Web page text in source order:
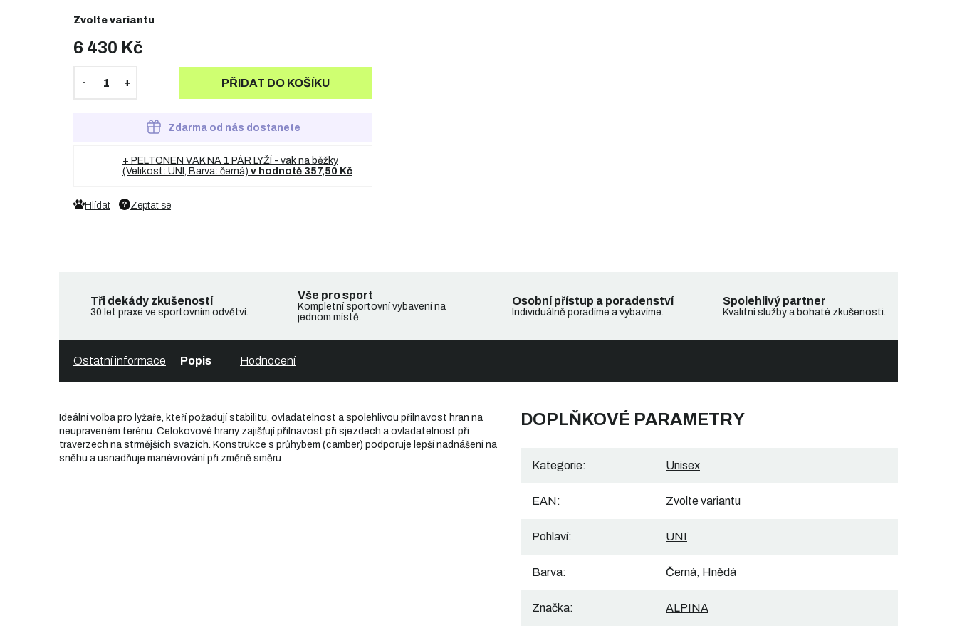
6 430 Kč
Zvolte variantu
PŘIDAT DO KOŠÍKU
Zdarma od nás dostanete
+ PELTONEN VAK NA 1 PÁR LYŽÍ - vak na běžky
(Velikost: UNI, Barva: černá) v hodnotě 357,50 Kč
Zeptat se
Hlídat
Tři dekády zkušeností
30 let praxe ve sportovním odvětví.
Vše pro sport
Kompletní sportovní vybavení na
jednom místě.
Osobní přístup a poradenství
Individuálně poradíme a vybavíme.
Spolehlivý partner
Kvalitní služby a bohaté zkušenosti.
Popis Hodnocení
Ostatní informace
Ideální volba pro lyžaře, kteří požadují stabilitu, ovladatelnost a spolehlivou přilnavost hran na
neupraveném terénu. Celokovové hrany zajišťují přilnavost při sjezdech a ovladatelnost při
traverzech na strmějších svazích. Konstrukce s průhybem (camber) podporuje lepší nadnášení na
sněhu a usnadňuje manévrování při změně směru
DOPLŇKOVÉ PARAMETRY
Kategorie: Unisex
EAN: Zvolte variantu
Pohlaví: UNI
Barva: Černá, Hnědá
Značka: ALPINA